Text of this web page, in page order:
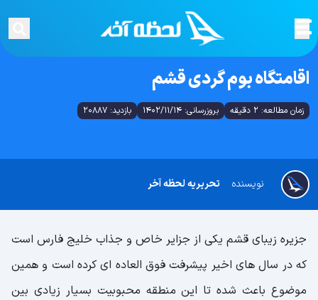
اقامتگاه بوم گردی قشم
زمان مطالعه: 2 دقیقه بروزرسانی: 1402/11/14 بازدید: 20887
تحریریه لحظه آخر نویسنده
جزیره زیبای قشم یکی از جزایر خاص و جذاب خلیج فارس است
که در سال های اخیر پیشرفت فوق العاده ای کرده است و همین
موضوع باعث شده تا این منطقه محبوبیت بسیار زیادی بین